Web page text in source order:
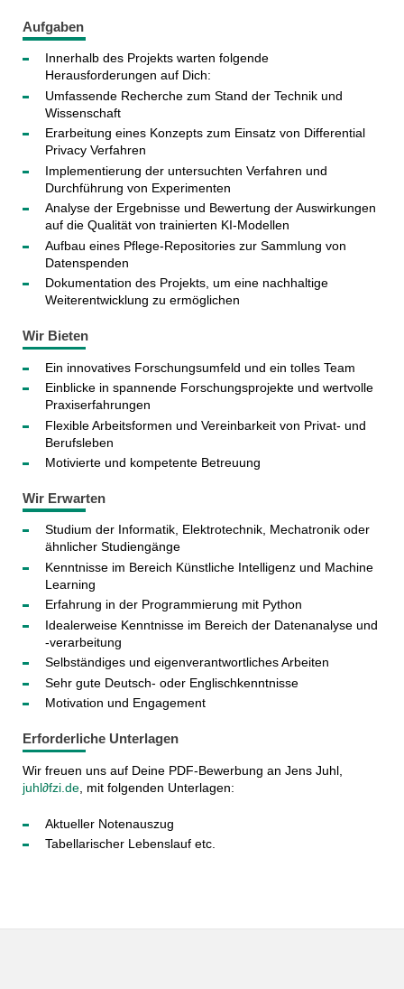
Aufgaben
Innerhalb des Projekts warten folgende
Herausforderungen auf Dich:
Umfassende Recherche zum Stand der Technik und
Wissenschaft
Erarbeitung eines Konzepts zum Einsatz von Differential
Privacy Verfahren
Implementierung der untersuchten Verfahren und
Durchführung von Experimenten
Analyse der Ergebnisse und Bewertung der Auswirkungen
auf die Qualität von trainierten KI-Modellen
Aufbau eines Pflege-Repositories zur Sammlung von
Datenspenden
Dokumentation des Projekts, um eine nachhaltige
Weiterentwicklung zu ermöglichen
Wir Bieten
Ein innovatives Forschungsumfeld und ein tolles Team
Einblicke in spannende Forschungsprojekte und wertvolle
Praxiserfahrungen
Flexible Arbeitsformen und Vereinbarkeit von Privat- und
Berufsleben
Motivierte und kompetente Betreuung
Wir Erwarten
Studium der Informatik, Elektrotechnik, Mechatronik oder
ähnlicher Studiengänge
Kenntnisse im Bereich Künstliche Intelligenz und Machine
Learning
Erfahrung in der Programmierung mit Python
Idealerweise Kenntnisse im Bereich der Datenanalyse und
-verarbeitung
Selbständiges und eigenverantwortliches Arbeiten
Sehr gute Deutsch- oder Englischkenntnisse
Motivation und Engagement
Erforderliche Unterlagen
Wir freuen uns auf Deine PDF-Bewerbung an Jens Juhl,
juhl∂fzi.de, mit folgenden Unterlagen:
Aktueller Notenauszug
Tabellarischer Lebenslauf etc.